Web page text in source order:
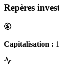
Repères
Capitalisation :